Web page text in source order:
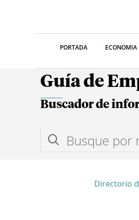
PORTADA ECONOMIA
Guía de
Buscador de
Directorio